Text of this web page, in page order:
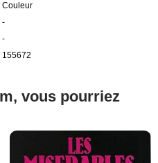
Couleur
-
-
155672
vous pourriez